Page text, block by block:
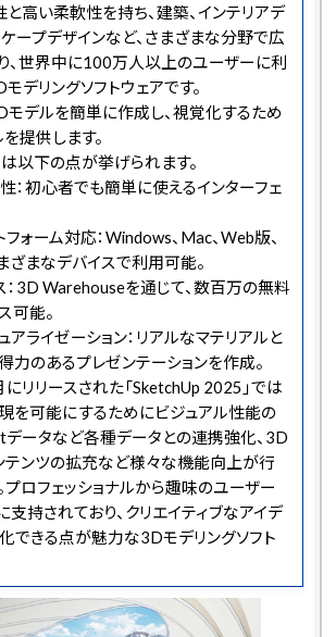
高い柔軟性を持ち、建築、インテリアデ
ケープデザインなど、さまざまな分野で広
、世界中に100万人以上のユーザーに利
デリングソフトウェアです。
モデルを簡単に作成し、視覚化するため
提供します。
以下の点が挙げられます。
：初心者でも簡単に使えるインターフェ
フォーム対応：Windows、Mac、Web版、
ざまなデバイスで利用可能。
：3D Warehouseを通じて、数百万の無料
可能。
アライゼーション：リアルなマテリアルと
力のあるプレゼンテーションを作成。
リリースされた「SketchUp 2025」では
を可能にするためにビジュアル性能の
データなど各種データとの連携強化、3D
テンツの拡充など様々な機能向上が行
プロフェッショナルから趣味のユーザー
支持されており、クリエイティブなアイデ
できる点が魅力な3Dモデリングソフト